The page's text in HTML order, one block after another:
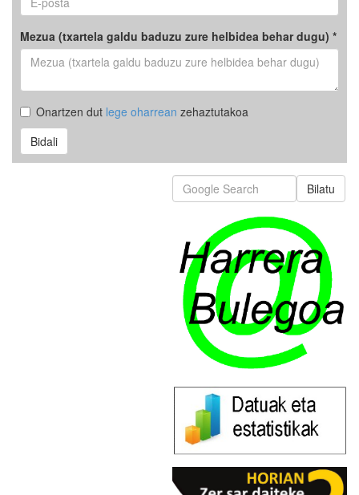
Mezua (txartela galdu baduzu zure helbidea behar dugu) *
Onartzen dut lege oharrean zehaztutakoa
Bidali
Bilatu